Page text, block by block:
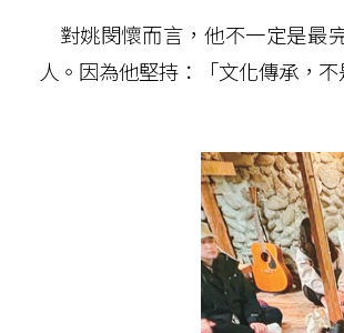
對姚閔懷而言，他不一定是最
人。因為他堅持：「文化傳承，